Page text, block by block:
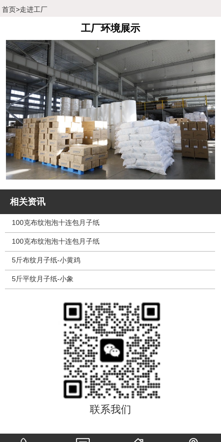
首页>走进工厂
工厂环境展示
相关资讯
100克布纹泡泡十连包月子纸
100克布纹泡泡十连包月子纸
5斤布纹月子纸-小黄鸡
5斤平纹月子纸-小象
联系我们